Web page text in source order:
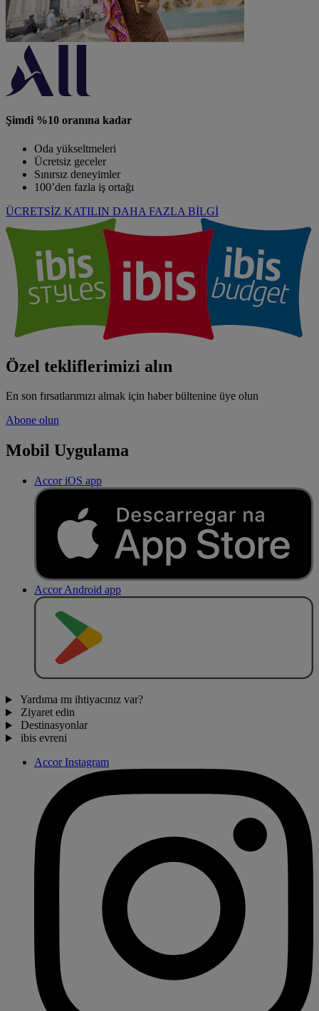
Şimdi %10 oranına kadar
Oda yükseltmeleri
Ücretsiz geceler
Sınırsız deneyimler
100’den fazla iş ortağı
ÜCRETSİZ KATILIN DAHA FAZLA BİLGİ
Özel tekliflerimizi alın
En son fırsatlarımızı almak için haber bültenine üye olun
Abone olun
Mobil Uygulama
Accor iOS app
Accor Android app
Yardıma mı ihtiyacınız var?
Ziyaret edin
Destinasyonlar
ibis evreni
Accor Instagram